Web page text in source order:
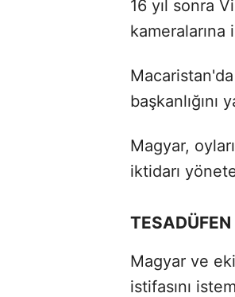
16 yıl sonra
kameralarına
başkanlığını
Magyar,
iktidarı
Magyar ve
istifasını